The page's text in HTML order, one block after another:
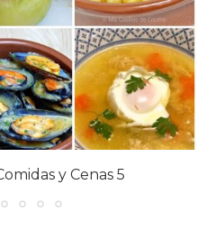
y Cenas 5